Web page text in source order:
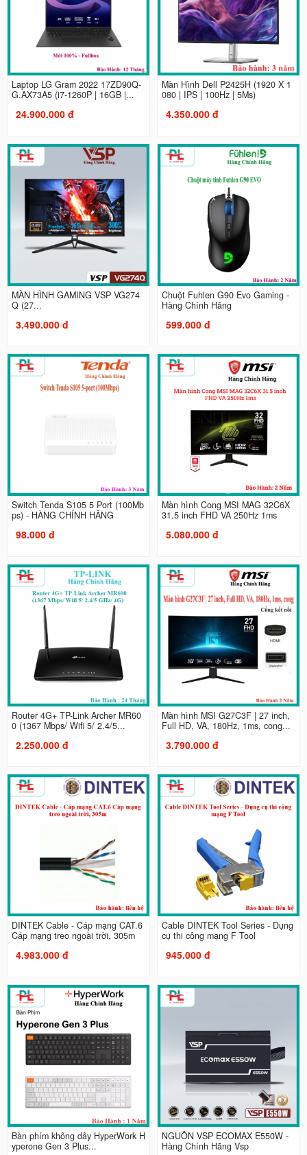
Laptop LG Gram 2022 17ZD90Q-
G.AX73A5 (i7-1260P | 16GB |...
24.900.000 đ
Màn Hình Dell P2425H (1920 X 1
080 | IPS | 100Hz | 5Ms)
4.350.000 đ
MÀN HÌNH GAMING VSP VG274
Q (27...
3.490.000 đ
Chuột Fuhlen G90 Evo Gaming -
Hàng Chính Hãng
599.000 đ
Switch Tenda S105 5 Port (100Mb
ps) - HÀNG CHÍNH HÃNG
98.000 đ
Màn hình Cong MSI MAG 32C6X
31.5 inch FHD VA 250Hz 1ms
5.080.000 đ
Router 4G+ TP-Link Archer MR60
0 (1367 Mbps/ Wifi 5/ 2.4/5...
2.250.000 đ
Màn hình MSI G27C3F | 27 inch,
Full HD, VA, 180Hz, 1ms, cong...
3.790.000 đ
DINTEK Cable - Cáp mạng CAT.6
Cáp mạng treo ngoài trời, 305m
4.983.000 đ
Cable DINTEK Tool Series - Dụng
cụ thi công mạng F Tool
945.000 đ
Bàn phím không dây HyperWork H
yperone Gen 3 Plus...
NGUỒN VSP ECOMAX E550W -
Hàng Chính Hãng Vsp